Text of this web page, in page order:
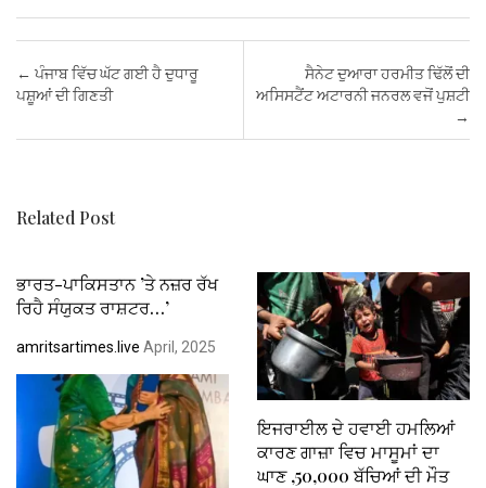
ce
b
o
o
tt
er
ail at
s
p
er ke
n
ail ar
e
Post navigation
← ਪੰਜਾਬ ਵਿੱਚ ਘੱਟ ਗਈ ਹੈ ਦੁਧਾਰੂ
ਪਸ਼ੂਆਂ ਦੀ ਗਿਣਤੀ
ਸੈਨੇਟ ਦੁਆਰਾ ਹਰਮੀਤ ਢਿੱਲੋਂ ਦੀ
ਅਸਿਸਟੈਂਟ ਅਟਾਰਨੀ ਜਨਰਲ ਵਜੋਂ ਪੁਸ਼ਟੀ
→
Related Post
ਭਾਰਤ-ਪਾਕਿਸਤਾਨ ’ਤੇ ਨਜ਼ਰ ਰੱਖ
ਰਿਹੈ ਸੰਯੁਕਤ ਰਾਸ਼ਟਰ…’
amritsartimes.live April, 2025
ਇਜਰਾਈਲ ਦੇ ਹਵਾਈ ਹਮਲਿਆਂ
ਕਾਰਣ ਗਾਜ਼ਾ ਵਿਚ ਮਾਸੂਮਾਂ ਦਾ
ਘਾਣ ,50,000 ਬੱਚਿਆਂ ਦੀ ਮੌਤ